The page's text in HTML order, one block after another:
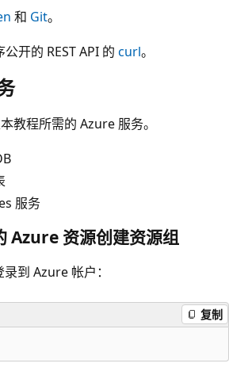
和 Git。
开的 REST API 的 curl。
教程所需的 Azure 服务。
服务
Azure 资源创建资源组
到 Azure 帐户：
复制